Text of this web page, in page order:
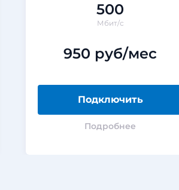
500
Мбит/с
950 руб/мес
Подключить
Подробнее